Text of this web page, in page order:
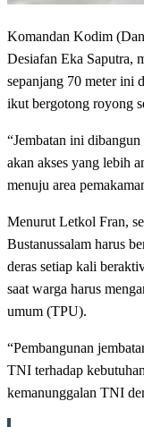
Komandan Kodim
Desiafan Eka Saputra,
sepanjang 70 meter ini
ikut bergotong royong
“Jembatan ini
akan akses yang lebih
menuju area
Menurut Letkol Fran,
Bustanussalam harus
deras setiap kali
saat warga harus
umum (TPU).
“Pembangunan
TNI terhadap
kemanunggalan TNI